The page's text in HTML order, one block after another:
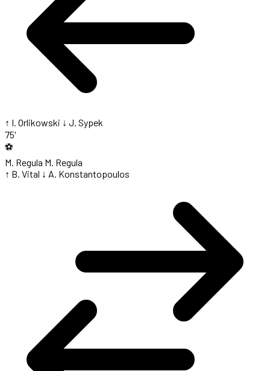
↑ I. Orlikowski ↓ J. Sypek
75'
⚽
M. Regula M. Regula
↑ B. Vital ↓ A. Konstantopoulos